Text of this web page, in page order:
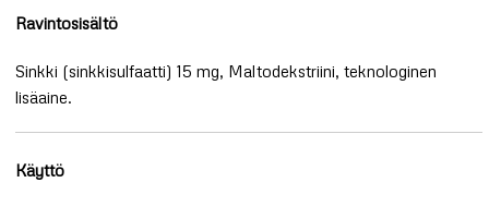
Ravintosisältö
Sinkki (sinkkisulfaatti) 15 mg, Maltodekstriini, teknologinen
lisäaine.
Käyttö